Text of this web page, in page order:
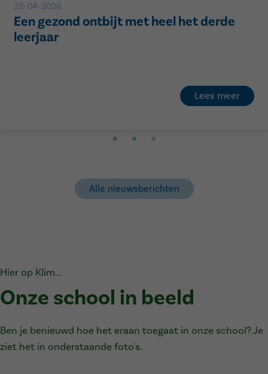
Alle nieuwsberichten
23-04-2026
Een gezond ontbijt met heel het derde
leerjaar
Lees meer
Hier op Klim...
Onze school in beeld
Ben je benieuwd hoe het eraan toegaat in onze school? Je
ziet het in onderstaande foto's.